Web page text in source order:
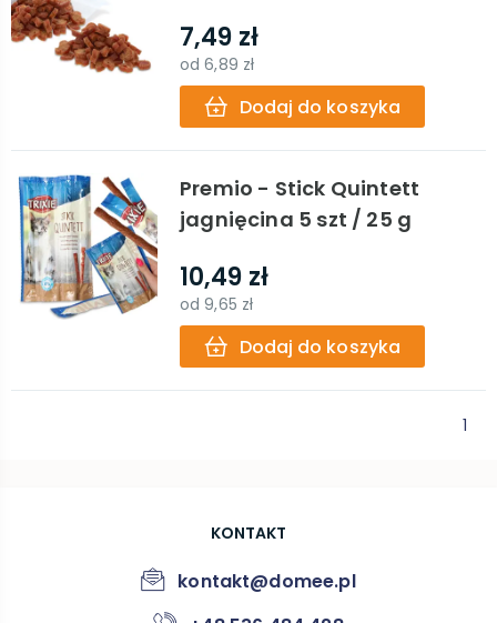
7,49 zł
od6,89 zł
Dodaj do koszyka
Premio - Stick Quintett
jagnięcina 5 szt / 25 g
10,49 zł
od9,65 zł
Dodaj do koszyka
1
KONTAKT
kontakt@domee.pl